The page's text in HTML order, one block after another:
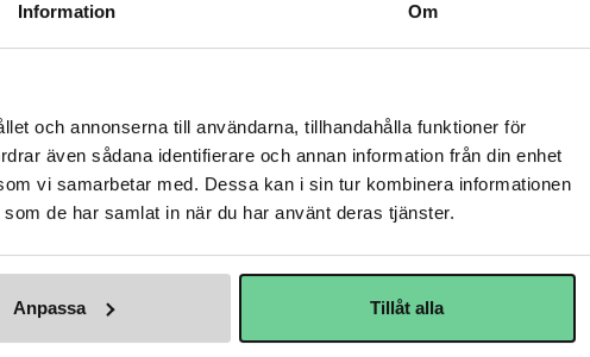
Information Om
och annonserna till användarna, tillhandahålla funktioner för
även sådana identifierare och annan information från din enhet
vi samarbetar med. Dessa kan i sin tur kombinera informationen
de har samlat in när du har använt deras tjänster.
Anpassa Tillåt alla
kan förändra spelet med ett handledsskott. Denna ultrareaktiva
Technology, ger spelare ett flytande och kraftfullt slag. Med ett
styrkan, kommer man att förvandla möjligheter på bråkdelen av en
och rekylera snabbare än någon annan VAPOR-klubba — vilket hjälper
placerad i bladet hjälper till att hålla nere den totala vikten utan
till att skapa en snabb frigöring som du kan lita på match efter